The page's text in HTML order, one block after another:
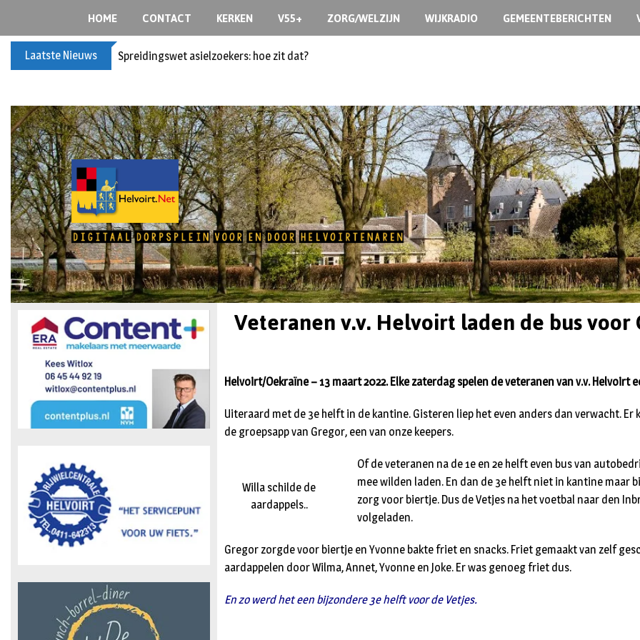
HOME CONTACT KERKEN V55+ ZORG/WELZIJN WIJKRADIO GEMEENTEBERICHTEN
Laatste Nieuws Spreidingswet asielzoekers: hoe zit dat?
Veteranen v.v. Helvoirt laden de bus
Helvoirt/Oekraïne – 13 maart 2022. Elke zaterdag spelen de veteranen van v.v. Helvoirt
Uiteraard met de 3e helft in de kantine. Gisteren liep het even anders dan verwacht. Er
de groepsapp van Gregor, een van onze keepers.
Willa schilde de
aardappels..
Of de veteranen na de 1e en 2e helft even bus van
mee wilden laden. En dan de 3e helft niet in kantine maar
zorg voor biertje. Dus de Vetjes na het voetbal naar den
volgeladen.
Gregor zorgde voor biertje en Yvonne bakte friet en snacks. Friet gemaakt van zelf
aardappelen door Wilma, Annet, Yvonne en Joke. Er was genoeg friet dus.
En zo werd het een bijzondere 3e helft voor de Vetjes.